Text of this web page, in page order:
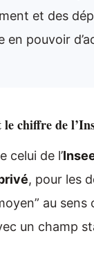
et des
pouvoir
chiffre de
celui de l’
, pour les
au
un champ